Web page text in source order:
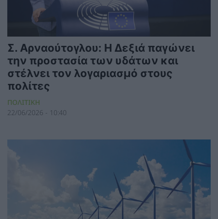
Σ. Αρναούτογλου: Η Δεξιά παγώνει
την προστασία των υδάτων και
στέλνει τον λογαριασμό στους
πολίτες
ΠΟΛΙΤΙΚΗ
22/06/2026 - 10:40